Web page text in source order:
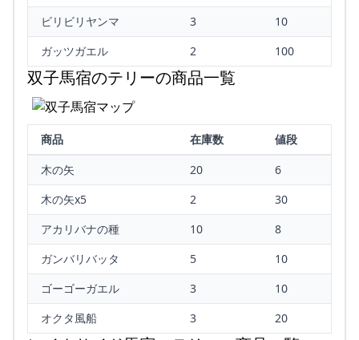
ビリビリヤンマ
3
10
ガッツガエル
2 100
双子馬宿のテリーの商品一覧
商品 在庫数
値段
木の矢
20
6
木の矢x5
2
30
アカリバナの種
10
8
ガンバリバッタ
5
10
ゴーゴーガエル
3
10
オクタ風船
3 20